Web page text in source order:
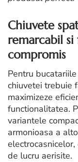
Chiuvete
remarcabil
compromis
Pentru
chiuvetei trebuie
maximizeze
functionalitatea.
variantele
armonioasa a
de lucru aerisite.